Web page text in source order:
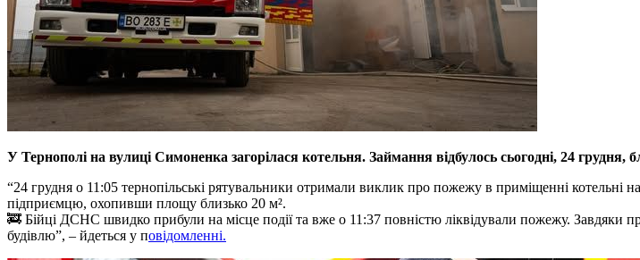
У Тернополі на вулиці Симоненка загорілася котельня. Займання відбулось сьогодні, 24
“24 грудня о 11:05 тернопільські рятувальники отримали виклик про пожежу в приміщенні
підприємцю, охопивши площу близько 20 м².
🚒 Бійці ДСНС швидко прибули на місце події та вже о 11:37 повністю ліквідували пожежу. Завдяки
будівлю”, – йдеться у повідомленні.